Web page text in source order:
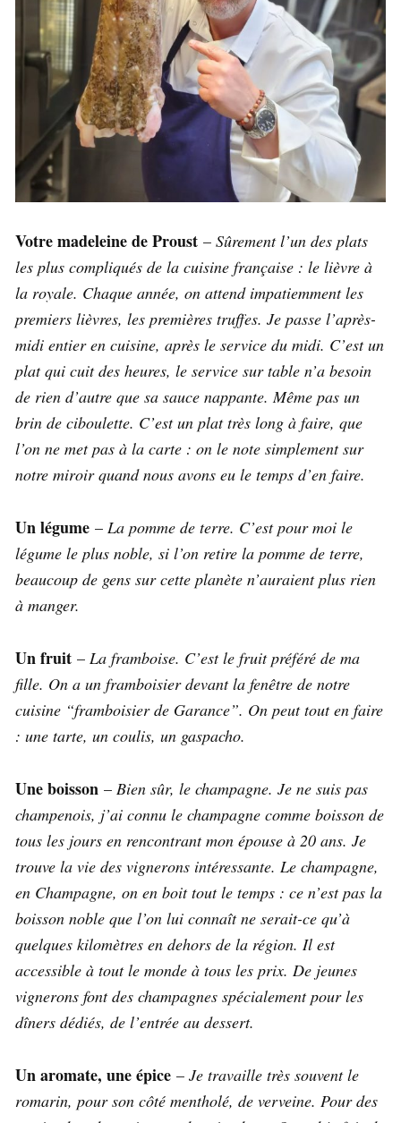
Votre madeleine de Proust – Sûrement l’un des plats
les plus compliqués de la cuisine française : le lièvre à
la royale. Chaque année, on attend impatiemment les
premiers lièvres, les premières truffes. Je passe l’après-
midi entier en cuisine, après le service du midi. C’est un
plat qui cuit des heures, le service sur table n’a besoin
de rien d’autre que sa sauce nappante. Même pas un
brin de ciboulette. C’est un plat très long à faire, que
l’on ne met pas à la carte : on le note simplement sur
notre miroir quand nous avons eu le temps d’en faire.
Un légume – La pomme de terre. C’est pour moi le
légume le plus noble, si l’on retire la pomme de terre,
beaucoup de gens sur cette planète n’auraient plus rien
à manger.
Un fruit – La framboise. C’est le fruit préféré de ma
fille. On a un framboisier devant la fenêtre de notre
cuisine “framboisier de Garance”. On peut tout en faire
: une tarte, un coulis, un gaspacho.
Une boisson – Bien sûr, le champagne. Je ne suis pas
champenois, j’ai connu le champagne comme boisson de
tous les jours en rencontrant mon épouse à 20 ans. Je
trouve la vie des vignerons intéressante. Le champagne,
en Champagne, on en boit tout le temps : ce n’est pas la
boisson noble que l’on lui connaît ne serait-ce qu’à
quelques kilomètres en dehors de la région. Il est
accessible à tout le monde à tous les prix. De jeunes
vignerons font des champagnes spécialement pour les
dîners dédiés, de l’entrée au dessert.
Un aromate, une épice – Je travaille très souvent le
romarin, pour son côté mentholé, de verveine. Pour des